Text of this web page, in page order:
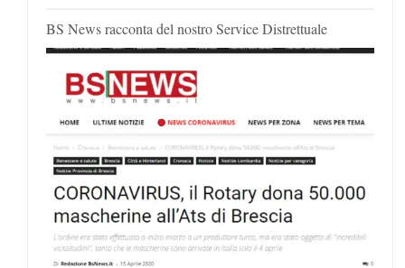
BS News racconta del nostro Service Distrettuale